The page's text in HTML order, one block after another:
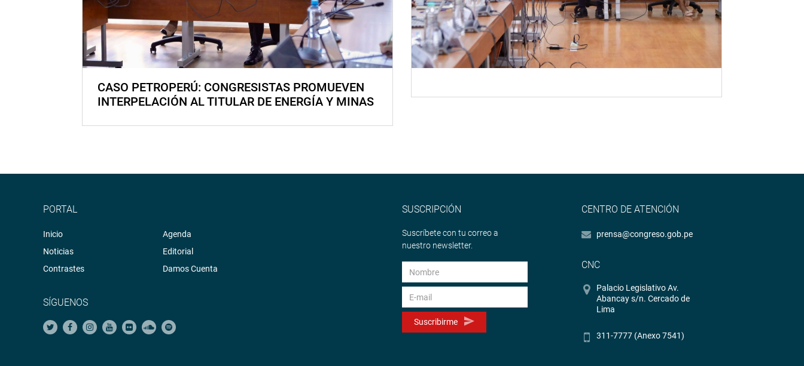
CASO PETROPERÚ: CONGRESISTAS PROMUEVEN
INTERPELACIÓN AL TITULAR DE ENERGÍA Y MINAS
PORTAL
Inicio
Noticias
Contrastes
Agenda
Editorial
Damos Cuenta
SÍGUENOS
SUSCRIPCIÓN
Suscríbete con tu correo a
nuestro newsletter.
Suscribirme
CENTRO DE ATENCIÓN
prensa@congreso.gob.pe
CNC
Palacio Legislativo Av.
Abancay s/n. Cercado de
Lima
311-7777 (Anexo 7541)